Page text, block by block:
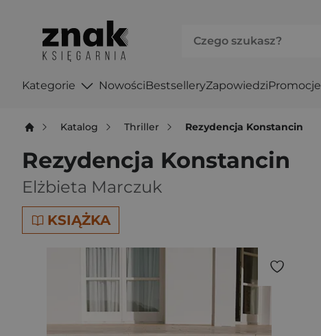
Kategorie NowościBestselleryZapowiedziPromocje
Katalog Thriller Rezydencja Konstancin
Rezydencja Konstancin
Elżbieta Marczuk
KSIĄŻKA